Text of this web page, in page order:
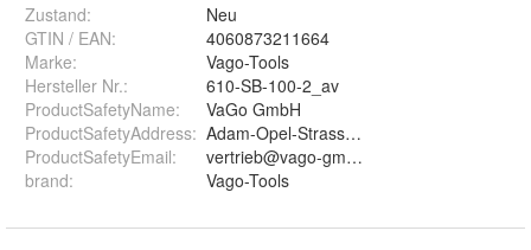
Zustand:
Neu
GTIN / EAN:
4060873211664
Marke:
Vago-Tools
Hersteller Nr.:
610-SB-100-2_av
ProductSafetyName:
VaGo GmbH
ProductSafetyAddress: Adam-Opel-Strasse 10, 60386 Frankfurt
ProductSafetyEmail:
vertrieb@vago-gmbh.de
brand: Vago-Tools